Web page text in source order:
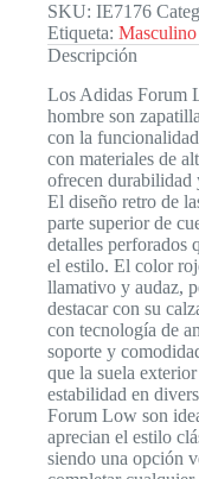
SKU: IE7176
Etiqueta: Masculino
Descripción
Los Adidas Forum
hombre son
con la
con materiales de
ofrecen durabilidad
El diseño retro de
parte superior de
detalles perforados
el estilo. El color
llamativo y audaz,
destacar con su
con tecnología de
soporte y
que la suela
estabilidad en
Forum Low son
aprecian el estilo
siendo una opción